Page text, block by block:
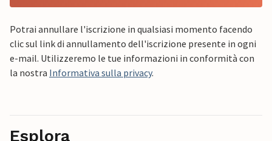
Potrai annullare l'iscrizione in qualsiasi momento facendo
clic sul link di annullamento dell'iscrizione presente in ogni
e-mail. Utilizzeremo le tue informazioni in conformità con
la nostra Informativa sulla privacy.
Esplora